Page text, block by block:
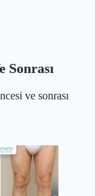
Sonrası
ve sonrası